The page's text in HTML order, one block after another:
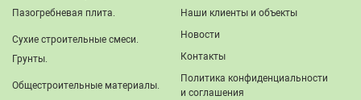
Пазогребневая плита.
Сухие строительные смеси.
Грунты.
Общестроительные материалы.
Наши клиенты и объекты
Новости
Контакты
Политика конфиденциальности
и соглашения